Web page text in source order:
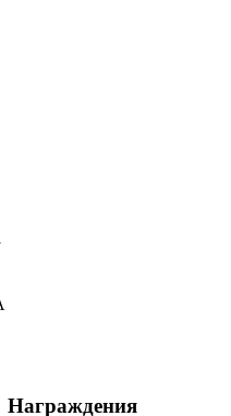
Награждения